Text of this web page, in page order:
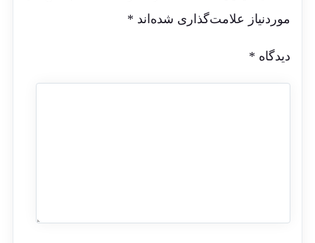
موردنیاز علامت‌گذاری شده‌اند *
دیدگاه *